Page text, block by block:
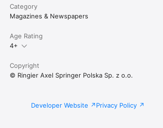
Category
Magazines & Newspapers
Age Rating
4+
Copyright
© Ringier Axel Springer Polska Sp. z o.o.
Developer Website Privacy Policy